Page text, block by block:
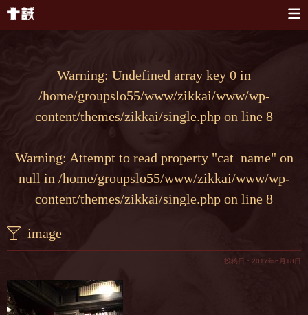
Warning: Undefined array key 0 in
/home/groupslo55/www/zikkai/www/wp-
content/themes/zikkai/single.php on line 8
Warning: Attempt to read property "cat_name" on
null in /home/groupslo55/www/zikkai/www/wp-
content/themes/zikkai/single.php on line 8
image
投稿日：2017年6月18日